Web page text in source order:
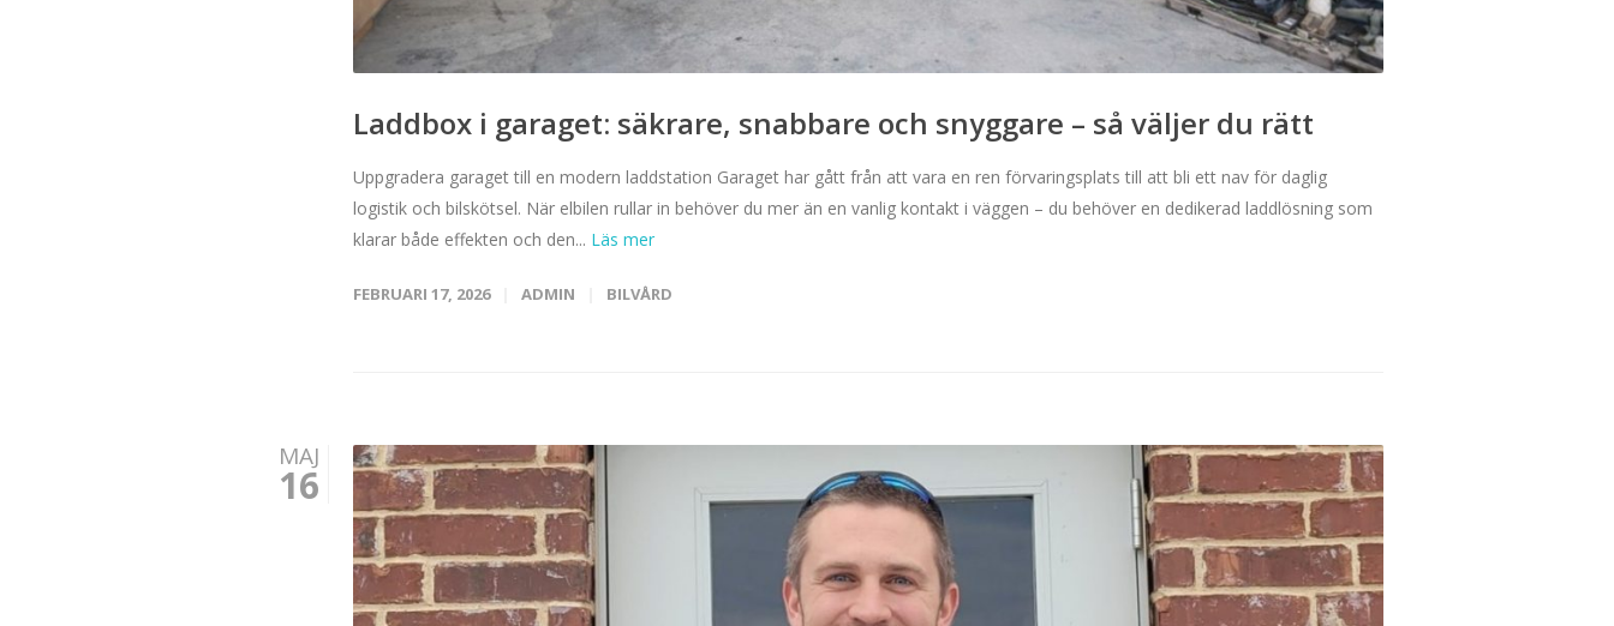
Laddbox i garaget: säkrare, snabbare och snyggare – så väljer du rätt
Uppgradera garaget till en modern laddstation Garaget har gått från att vara en ren förvaringsplats till att bli ett nav för daglig
logistik och bilskötsel. När elbilen rullar in behöver du mer än en vanlig kontakt i väggen – du behöver en dedikerad laddlösning som
klarar både effekten och den...
FEBRUARI 17, 2026 ADMIN BILVÅRD
MAJ
16